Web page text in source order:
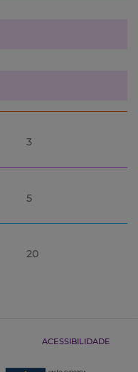
3
5
20
ACESSIBILIDADE